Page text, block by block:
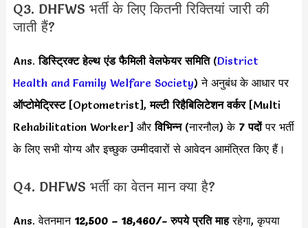
Q3. DHFWS भर्ती के लिए कितनी रिक्तियां जारी की
जाती हैं?
Ans.डिस्ट्रिक्ट हेल्थ एंड फैमिली वेलफेयर समिति(District
Health and Family Welfare Society) ने अनुबंध के आधार पर
ऑप्टोमेट्रिस्ट[Optometrist], मल्टी रिहैबिलिटेशन वर्कर[Multi
Rehabilitation Worker] औरविभिन्न(नारनौल) के 7 पदोंपर भर्ती
के लिए सभी योग्य और इच्छुक उम्मीदवारों से आवेदन आमंत्रित किए हैं।
Q4. DHFWS भर्ती का वेतन मान क्या है?
Ans. वेतनमान 12,500 – 18,460/- रुपये प्रति माहरहेगा, कृपया